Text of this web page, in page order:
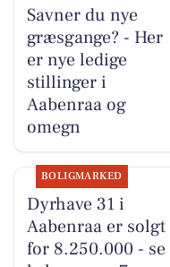
Savner du nye
græsgange? - Her
er nye ledige
stillinger i
Aabenraa og
omegn
BOLIGMARKED
Dyrhave 31 i
Aabenraa er solgt
for 8.250.000 - se